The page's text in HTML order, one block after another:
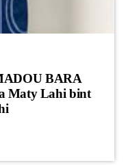
BARA
Maty Lahi bint